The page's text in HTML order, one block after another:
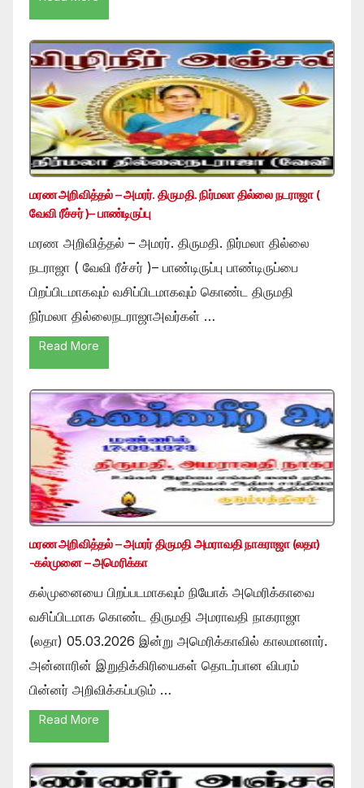
மரண அறிவித்தல் – அமரர். திருமதி. நிர்மலா தில்லை நடராஜா (
வேவி ரீச்சர் )– பாண்டிருப்பு
மரண அறிவித்தல் – அமரர். திருமதி. நிர்மலா தில்லை
நடராஜா ( வேவி ரீச்சர் )– பாண்டிருப்பு பாண்டிருப்பை
பிறப்பிடமாகவும் வசிப்பிடமாகவும் கொண்ட திருமதி
நிர்மலா தில்லைநடராஜாஅவர்கள் …
Read More
மரண அறிவித்தல் – அமரர் திருமதி அமராவதி நாகராஜா (லதா)
-கல்முனை – அமெரிக்கா
கல்முனையை பிறப்படமாகவும் நியோக் அமெரிக்காவை
வசிப்பிடமாக கொண்ட திருமதி அமராவதி நாகராஜா
(லதா) 05.03.2026 இன்று அமெரிக்காவில் காலமானார்.
அன்னாரின் இறுதிக்கிரியைகள் தொடர்பான விபரம்
பின்னர் அறிவிக்கப்படும் …
Read More